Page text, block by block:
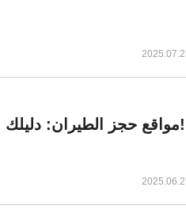
مواقع حجز الطيران: دليلك الشامل للحصول على أفضل الصفقات!